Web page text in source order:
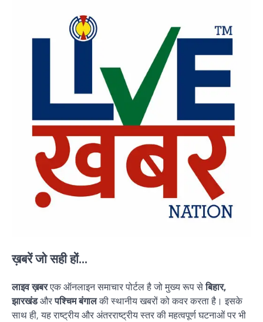
ख़बरें जो सही हों...
लाइव ख़बरएक ऑनलाइन समाचार पोर्टल है जो मुख्य रूप सेबिहार,
झारखंडऔरपश्चिम बंगालकी स्थानीय खबरों को कवर करता है। इसके
साथ ही, यह राष्ट्रीय और अंतरराष्ट्रीय स्तर की महत्वपूर्ण घटनाओं पर भी